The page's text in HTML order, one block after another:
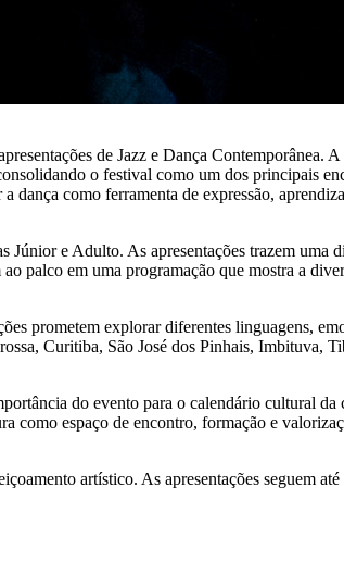
de Jazz e Dança Contemporânea.
o festival como um dos principais
como ferramenta de expressão,
e Adulto. As apresentações trazem uma
palco em uma programação que mostra a
prometem explorar diferentes linguagens,
Curitiba, São José dos Pinhais, Imbituva,
do evento para o calendário cultural da
como espaço de encontro, formação e
artístico. As apresentações seguem